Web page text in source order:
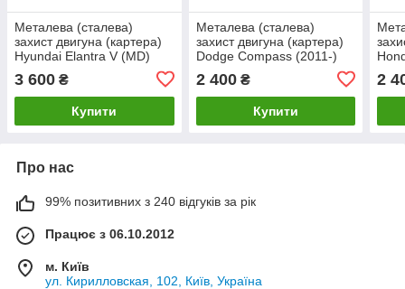
Металева (сталева)
захист двигуна (картера)
Hyundai Elantra V (MD)
3 600 ₴
Купити
Металева (сталева)
захист двигуна (картера)
Dodge Compass (2011-)
2 400₴
Купити
2
Про нас
99% позитивних з 240 відгуків за рік
Працює з 06.10.2012
м. Київ
ул. Кирилловская, 102, Київ, Україна